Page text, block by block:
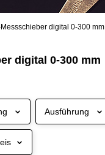
digital 0-300 mm
digital 0-300 mm
Ausführung